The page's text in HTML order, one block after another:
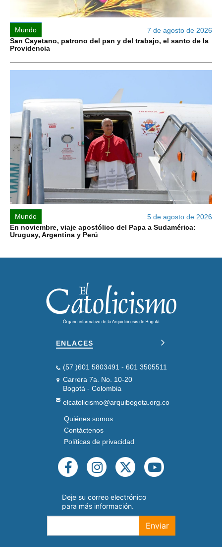
Mundo
7 de agosto de 2026
San Cayetano, patrono del pan y del trabajo, el santo de la
Providencia
Mundo
5 de agosto de 2026
En noviembre, viaje apostólico del Papa a Sudamérica:
Uruguay, Argentina y Perú
ENLACES
(57 )601 5803491 - 601 3505511
Carrera 7a. No. 10-20
Bogotá - Colombia
elcatolicismo@arquibogota.org.co
PIE
DE
PÁGINA
SEGUNDO
Quiénes somos
Contáctenos
Políticas de privacidad
REDES
SOCIALES
Deje su correo electrónico
para más información.
Enviar